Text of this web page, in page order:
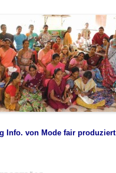
Info. von Mode fair produziert